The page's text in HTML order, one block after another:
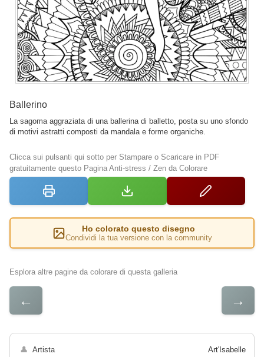
Ballerino
La sagoma aggraziata di una ballerina di balletto, posta su uno sfondo
di motivi astratti composti da mandala e forme organiche.
Clicca sui pulsanti qui sotto per Stampare o Scaricare in PDF
gratuitamente questo Pagina Anti-stress / Zen da Colorare
Ho colorato questo disegno
Condividi la tua versione con la community
Esplora altre pagine da colorare di questa galleria
← →
👤 Artista Art'Isabelle